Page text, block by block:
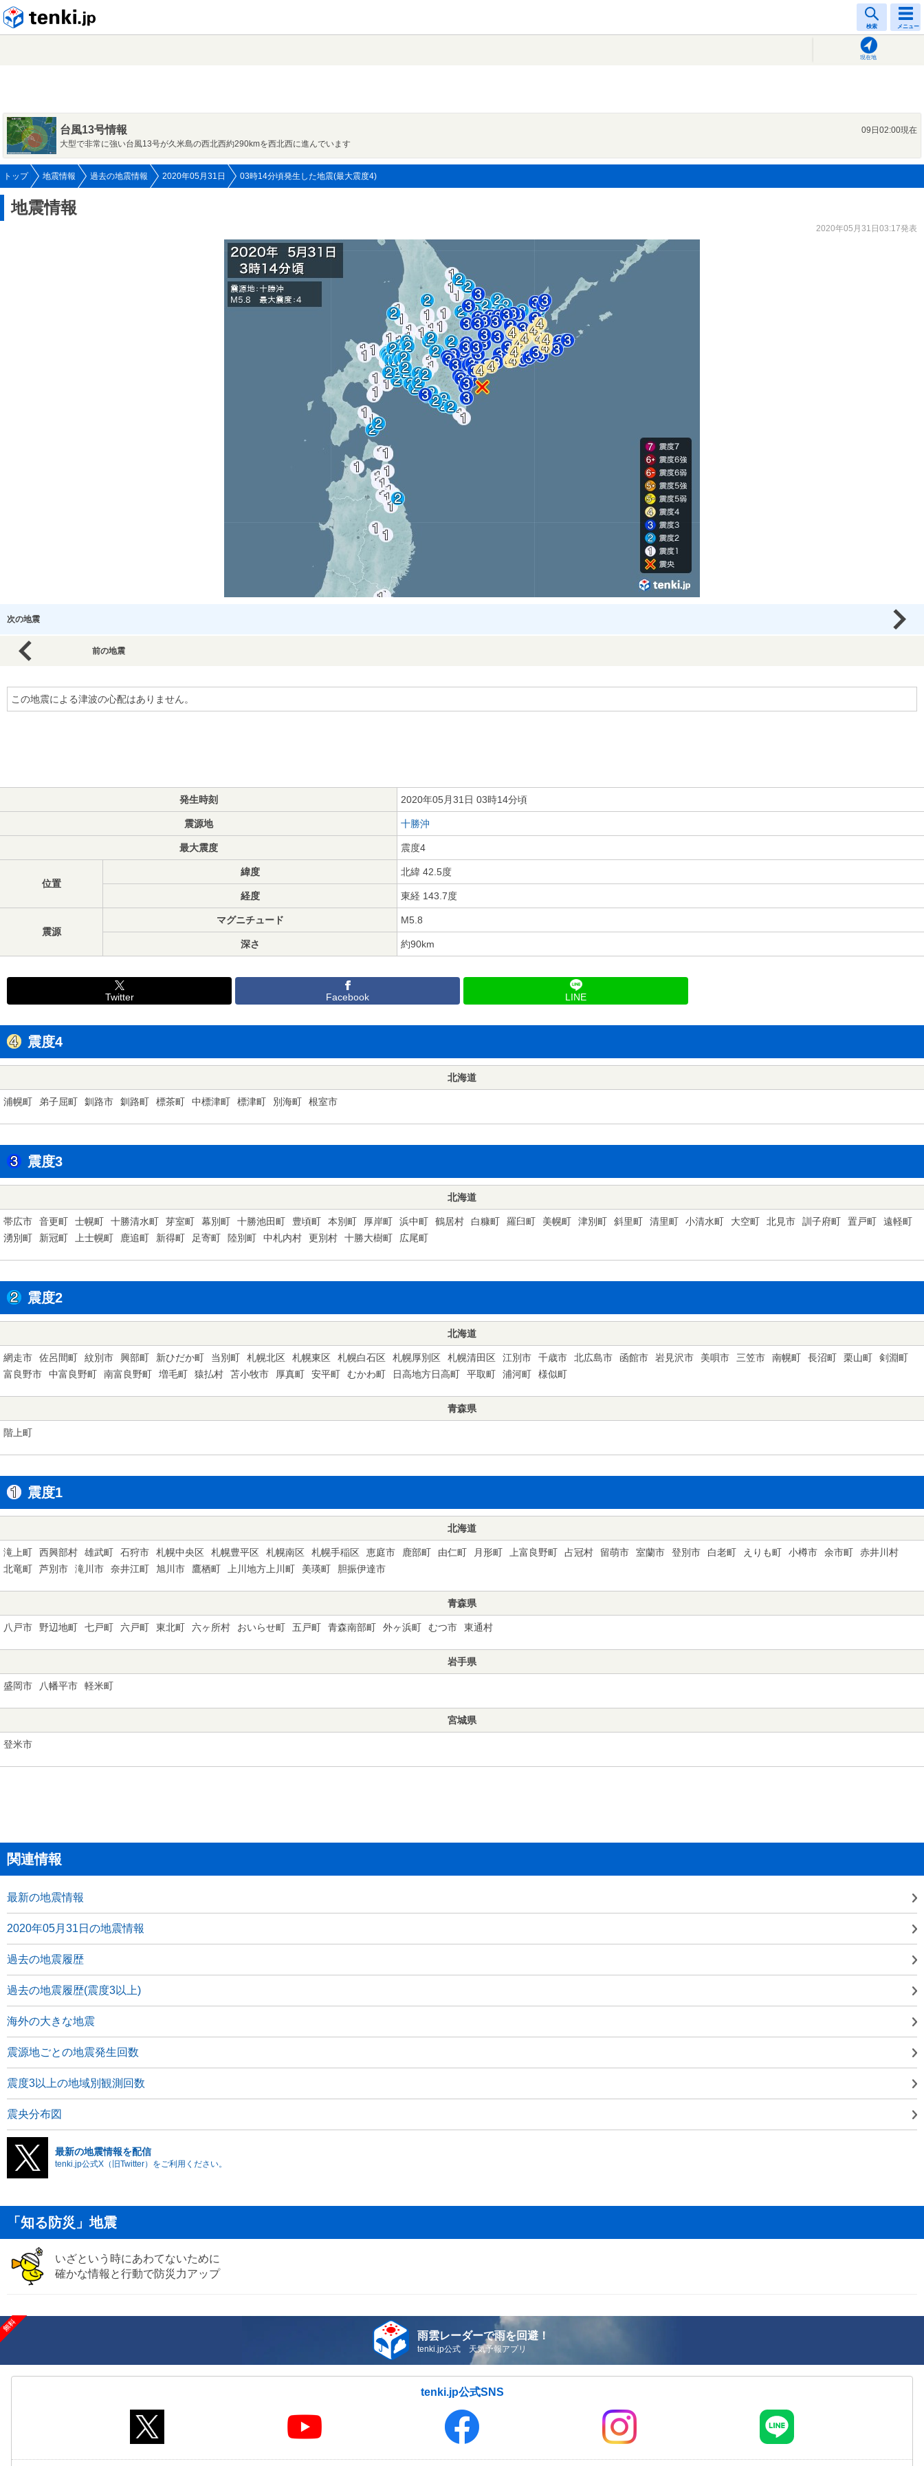
検索 メニュー
現在地
台風13号情報
09日02:00現在
大型で非常に強い台風13号が久米島の西北西約290kmを西北西に進んでいます
トップ 地震情報 過去の地震情報 2020年05月31日 03時14分頃発生した地震(最大震度4)
地震情報
2020年05月31日03:17発表
次の地震
前の地震
この地震による津波の心配はありません。
発生時刻 2020年05月31日 03時14分頃
震源地 十勝沖
最大震度 震度4
位置
緯度 北緯 42.5度
経度 東経 143.7度
震源
マグニチュード M5.8
深さ 約90km
Twitter Facebook LINE
震度4
北海道
浦幌町 弟子屈町 釧路市 釧路町 標茶町 中標津町 標津町 別海町 根室市
震度3
北海道
帯広市 音更町 士幌町 十勝清水町 芽室町 幕別町 十勝池田町 豊頃町 本別町 厚岸町 浜中町 鶴居村 白糠町 羅臼町 美幌町 津別町 斜里町 清里町 小清水町 大空町 北見市 訓子府町 置戸町
遠軽町
湧別町
新冠町 上士幌町 鹿追町 新得町 足寄町 陸別町 中札内村 更別村 十勝大樹町 広尾町
震度2
北海道
網走市 佐呂間町 紋別市 興部町 新ひだか町 当別町 札幌北区 札幌東区 札幌白石区 札幌厚別区 札幌清田区 江別市 千歳市 北広島市 函館市 岩見沢市 美唄市 三笠市 南幌町 長沼町 栗山町
剣淵町
富良野市
中富良野町 南富良野町 増毛町 猿払村 苫小牧市 厚真町 安平町 むかわ町 日高地方日高町 平取町 浦河町 様似町
青森県
階上町
震度1
北海道
滝上町 西興部村 雄武町 石狩市 札幌中央区 札幌豊平区 札幌南区 札幌手稲区 恵庭市 鹿部町 由仁町 月形町 上富良野町 占冠村 留萌市 室蘭市 登別市 白老町 えりも町 小樽市 余市町
赤井川村
北竜町
芦別市 滝川市 奈井江町 旭川市 鷹栖町 上川地方上川町 美瑛町 胆振伊達市
青森県
八戸市 野辺地町 七戸町 六戸町 東北町 六ヶ所村 おいらせ町 五戸町 青森南部町 外ヶ浜町 むつ市 東通村
岩手県
盛岡市 八幡平市 軽米町
宮城県
登米市
関連情報
最新の地震情報
2020年05月31日の地震情報
過去の地震履歴
過去の地震履歴(震度3以上)
海外の大きな地震
震源地ごとの地震発生回数
震度3以上の地域別観測回数
震央分布図
最新の地震情報を配信
tenki.jp公式X（旧Twitter）をご利用ください。
「知る防災」地震
いざという時にあわてないために
確かな情報と行動で防災力アップ
雨雲レーダーで雨を回避！
tenki.jp公式 天気予報アプリ
tenki.jp公式SNS